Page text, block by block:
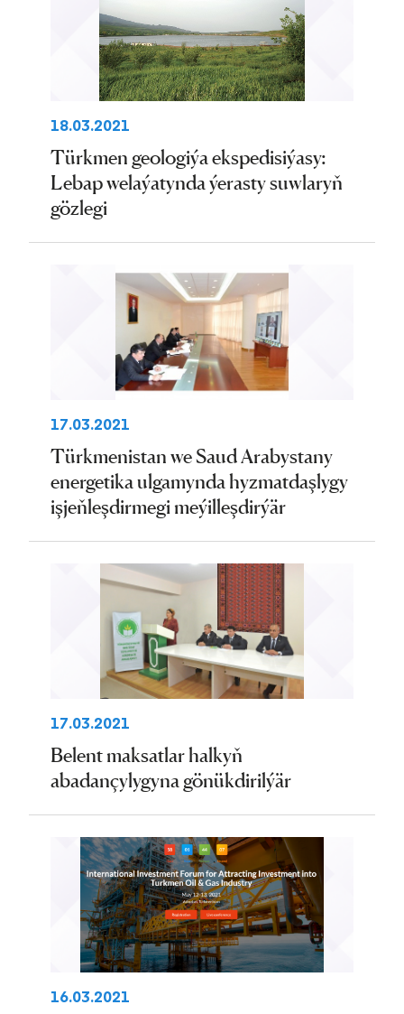
18.03.2021
Türkmen geologiýa ekspedisiýasy:
Lebap welaýatynda ýerasty suwlaryň
gözlegi
17.03.2021
Türkmenistan we Saud Arabystany
energetika ulgamynda hyzmatdaşlygy
işjeňleşdirmegi meýilleşdirýär
17.03.2021
Belent maksatlar halkyň
abadançylygyna gönükdirilýär
16.03.2021